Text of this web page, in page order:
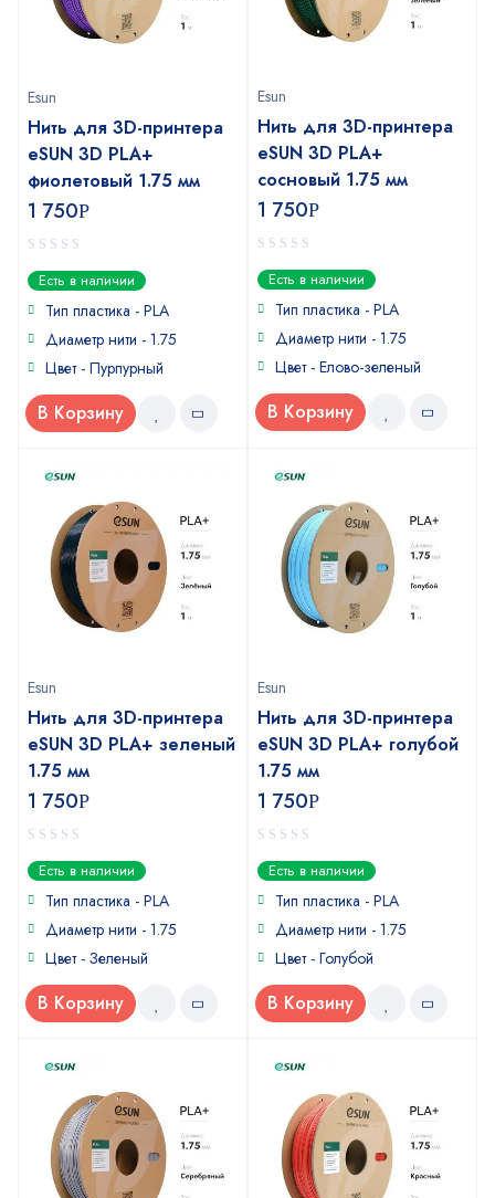
Esun
Нить для 3D-принтера
eSUN 3D PLA+
фиолетовый 1.75 мм
1 750Р
0
out
of
Есть в наличии
Тип пластика - PLA
Диаметр нити - 1.75
Цвет - Пурпурный
В Корзину
Esun
Нить для 3D-принтера
eSUN 3D PLA+
сосновый 1.75 мм
1 750Р
0
out
of
Есть в наличии
Тип пластика - PLA
Диаметр нити - 1.75
Цвет - Елово-зеленый
В Корзину
Esun
Нить для 3D-принтера
eSUN 3D PLA+ зеленый
1.75 мм
1 750Р
0
out
of
Есть в наличии
Тип пластика - PLA
Диаметр нити - 1.75
Цвет - Зеленый
В Корзину
Esun
Нить для 3D-принтера
eSUN 3D PLA+ голубой
1.75 мм
1 750Р
0
out
of
Есть в наличии
Тип пластика - PLA
Диаметр нити - 1.75
Цвет - Голубой
В Корзину